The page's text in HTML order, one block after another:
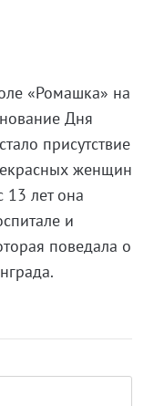
«Ромашка» на
Дня
присутствие
женщин
лет она
и
поведала о